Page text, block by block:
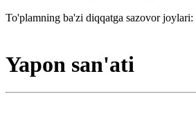
To'plamning ba'zi diqqatga sazovor joylari:
Yapon san'ati